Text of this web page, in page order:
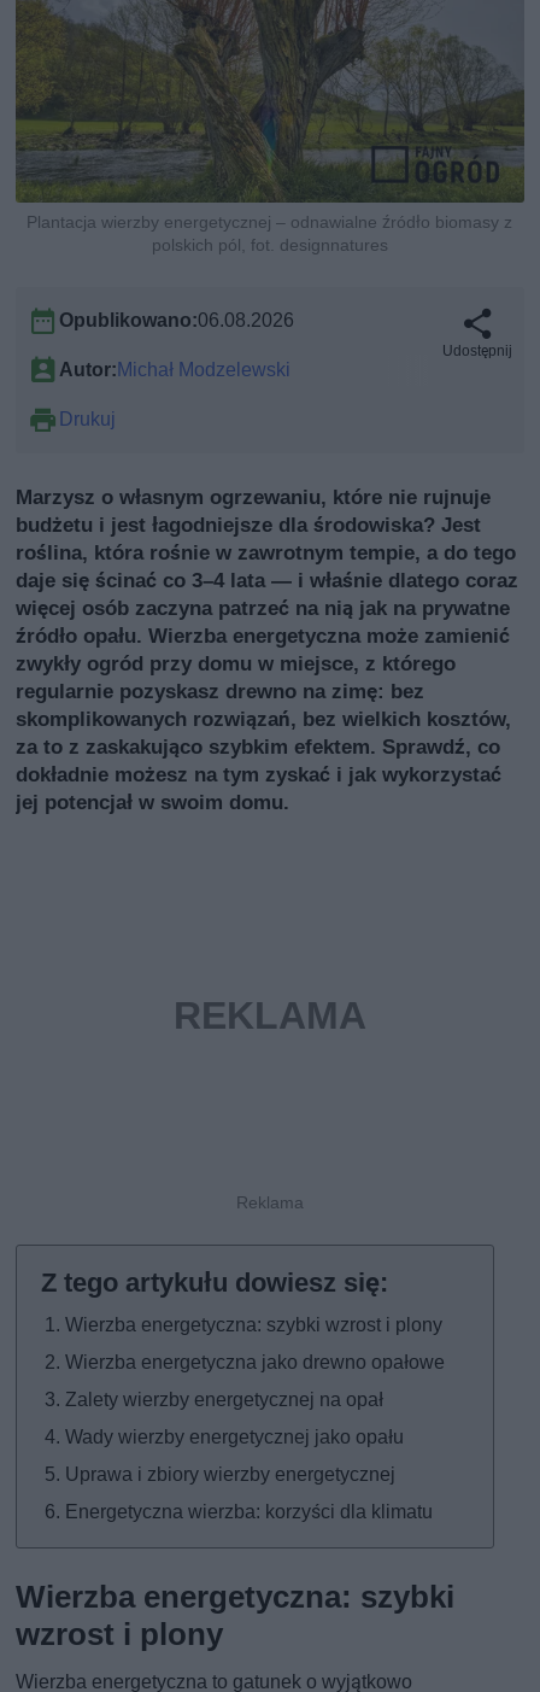
Plantacja wierzby energetycznej – odnawialne źródło biomasy z
polskich pól, fot. designnatures
Opublikowano:06.08.2026
Autor:Michał Modzelewski
Drukuj
Udostępnij
Marzysz o własnym ogrzewaniu, które nie rujnuje
budżetu i jest łagodniejsze dla środowiska? Jest
roślina, która rośnie w zawrotnym tempie, a do tego
daje się ścinać co 3–4 lata — i właśnie dlatego coraz
więcej osób zaczyna patrzeć na nią jak na prywatne
źródło opału. Wierzba energetyczna może zamienić
zwykły ogród przy domu w miejsce, z którego
regularnie pozyskasz drewno na zimę: bez
skomplikowanych rozwiązań, bez wielkich kosztów,
za to z zaskakująco szybkim efektem. Sprawdź, co
dokładnie możesz na tym zyskać i jak wykorzystać
jej potencjał w swoim domu.
Wierzba energetyczna: szybki wzrost i plony
Wierzba energetyczna jako drewno opałowe
Zalety wierzby energetycznej na opał
Wady wierzby energetycznej jako opału
Uprawa i zbiory wierzby energetycznej
Energetyczna wierzba: korzyści dla klimatu
Wierzba energetyczna: szybki
wzrost i plony
Wierzba energetyczna to gatunek o wyjątkowo